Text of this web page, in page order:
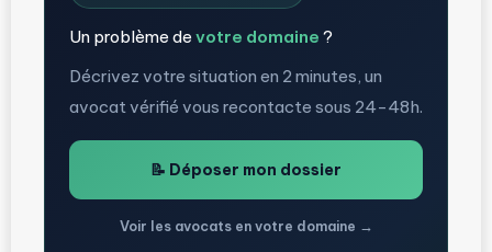
Un problème de votre domaine ?
Décrivez votre situation en 2 minutes, un
avocat vérifié vous recontacte sous 24-48h.
📝 Déposer mon dossier
Voir les avocats en votre domaine →